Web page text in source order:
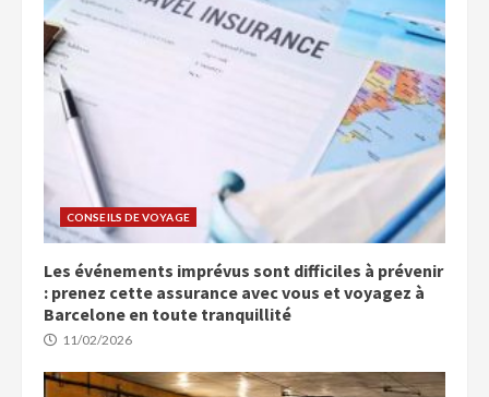
CONSEILS DE VOYAGE
Les événements imprévus sont difficiles à prévenir
: prenez cette assurance avec vous et voyagez à
Barcelone en toute tranquillité
11/02/2026